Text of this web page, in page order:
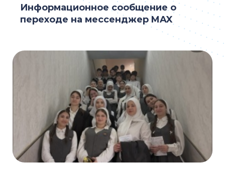
Информационное сообщение о
переходе на мессенджер MAX